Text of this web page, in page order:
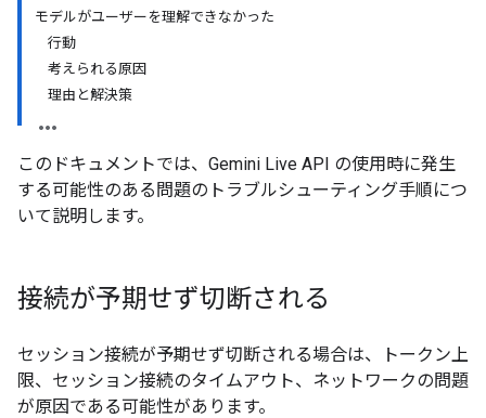
モデルがユーザーを理解できなかった
行動
考えられる原因
理由と解決策
このドキュメントでは、Gemini Live API の使用時に発生
する可能性のある問題のトラブルシューティング手順につ
いて説明します。
接続が予期せず切断される
セッション接続が予期せず切断される場合は、トークン上
限、セッション接続のタイムアウト、ネットワークの問題
が原因である可能性があります。